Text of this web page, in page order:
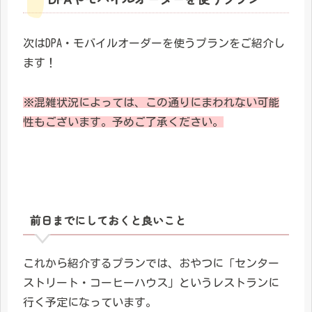
次はDPA・モバイルオーダーを使うプランをご紹介し
ます！
※混雑状況によっては、この通りにまわれない可能
性もございます。予めご了承ください。
前日までにしておくと良いこと
これから紹介するプランでは、おやつに「センター
ストリート・コーヒーハウス」というレストランに
行く予定になっています。